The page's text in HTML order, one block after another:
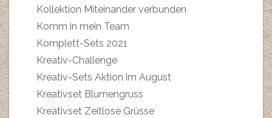
Kollektion Miteinander verbunden
Komm in mein Team
Komplett-Sets 2021
Kreativ-Challenge
Kreativ-Sets Aktion im August
Kreativset Blumengruss
Kreativset Zeitlose Grüsse